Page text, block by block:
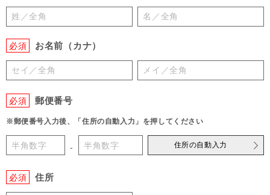
必須 お名前（カナ）
必須 郵便番号
※郵便番号入力後、「住所の自動入力」を押してください
- 住所の自動入力
必須 住所